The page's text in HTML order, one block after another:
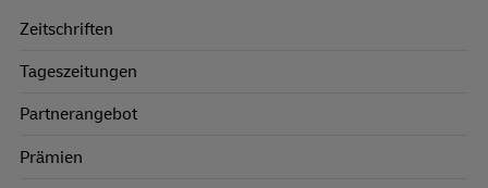
Zeitschriften
Tageszeitungen
Partnerangebot
Prämien